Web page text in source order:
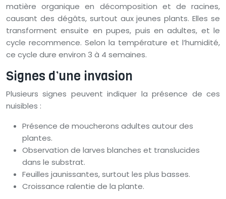
matière organique en décomposition et de racines,
causant des dégâts, surtout aux jeunes plants. Elles se
transforment ensuite en pupes, puis en adultes, et le
cycle recommence. Selon la température et l’humidité,
ce cycle dure environ 3 à 4 semaines.
Signes d’une invasion
Plusieurs signes peuvent indiquer la présence de ces
nuisibles :
Présence de moucherons adultes autour des
plantes.
Observation de larves blanches et translucides
dans le substrat.
Feuilles jaunissantes, surtout les plus basses.
Croissance ralentie de la plante.